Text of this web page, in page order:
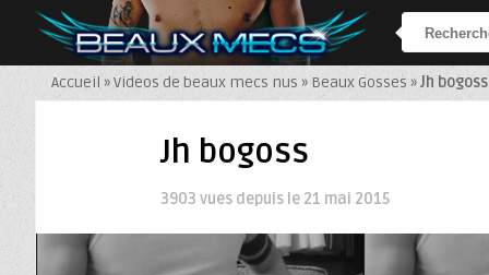
Accueil »Videos de beaux mecs nus » Beaux Gosses »Jh bogoss
Jh bogoss
3903 vues depuis le 21 mai 2015